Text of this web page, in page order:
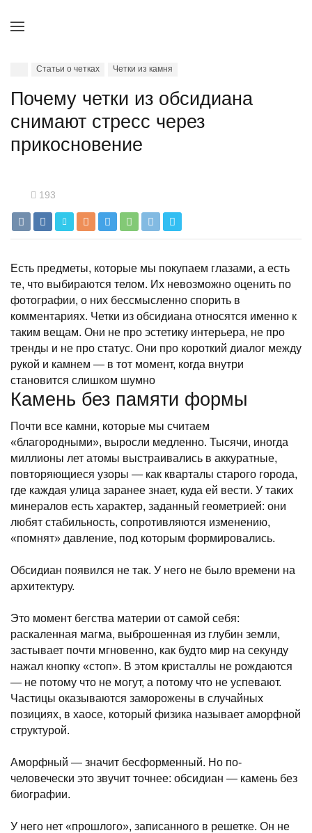
Статьи о четках Четки из камня
Почему четки из обсидиана
снимают стресс через
прикосновение
193
Есть предметы, которые мы покупаем глазами, а есть
те, что выбираются телом. Их невозможно оценить по
фотографии, о них бессмысленно спорить в
комментариях. Четки из обсидиана относятся именно к
таким вещам. Они не про эстетику интерьера, не про
тренды и не про статус. Они про короткий диалог между
рукой и камнем — в тот момент, когда внутри
становится слишком шумно
Камень без памяти формы
Почти все камни, которые мы считаем
«благородными», выросли медленно. Тысячи, иногда
миллионы лет атомы выстраивались в аккуратные,
повторяющиеся узоры — как кварталы старого города,
где каждая улица заранее знает, куда ей вести. У таких
минералов есть характер, заданный геометрией: они
любят стабильность, сопротивляются изменению,
«помнят» давление, под которым формировались.
Обсидиан появился не так. У него не было времени на
архитектуру.
Это момент бегства материи от самой себя:
раскаленная магма, выброшенная из глубин земли,
застывает почти мгновенно, как будто мир на секунду
нажал кнопку «стоп». В этом кристаллы не рождаются
— не потому что не могут, а потому что не успевают.
Частицы оказываются заморожены в случайных
позициях, в хаосе, который физика называет аморфной
структурой.
Аморфный — значит бесформенный. Но по-
человечески это звучит точнее: обсидиан — камень без
биографии.
У него нет «прошлого», записанного в решетке. Он не